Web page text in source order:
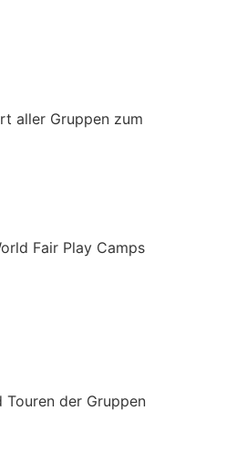
aller Gruppen zum
Fair Play Camps
der Gruppen